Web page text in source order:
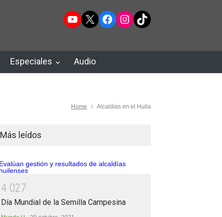
YouTube
X Facebook
Instagram
TikTok
Especiales Audio
Home Alcaldías en el Huila
Más leídos
4 027
Día Mundial de la Semilla Campesina